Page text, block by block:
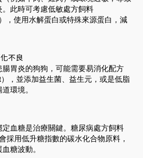
。此時可考慮低敏處方飼料
，使用水解蛋白或特殊來源蛋白，減
不良
腸胃炎的狗狗，可能需要易消化配方
），並添加益生菌、益生元，或是低脂
環境。
血糖是治療關鍵。糖尿病處方飼料
採用低升糖指數的碳水化合物原料，
糖波動。